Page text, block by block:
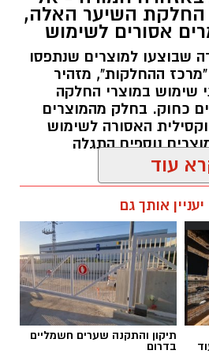
והרכב ששימש החשודים
לבקש הארכת מעצרם
מול קהלים מגוונים, תוך
החינוך והקהילה.
על ידי המועצה להשכלה
ועמידה מול קהל.
והובלת צוות.
פרויקטים מיוחדים
יוזמה ויצירתיות.
החלקת השיער האלה,
אסורים לשימוש
שבוצעו למוצרים שנתפסו
ההחלקות", מזהיר
שימוש במוצרי החלקה
כחוק. בחלק מהמוצרים
האסורה לשימוש
נוספים התגלה
כמסרטן
, חומרים מסוכנים, מרכז
עוד
יעניין אותך גם
תיקון והתקנה שערים חשמליים
בדרום